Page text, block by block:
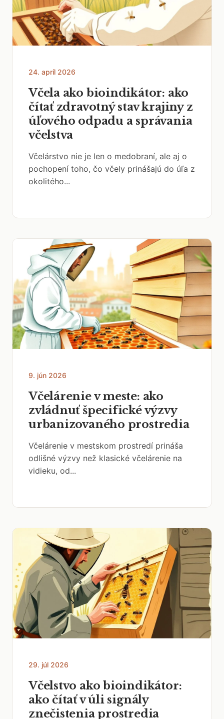
24. apríl 2026
Včela ako bioindikátor: ako
čítať zdravotný stav krajiny z
úľového odpadu a správania
včelstva
Včelárstvo nie je len o medobraní, ale aj o
pochopení toho, čo včely prinášajú do úľa z
okolitého...
9. jún 2026
Včelárenie v meste: ako
zvládnuť špecifické výzvy
urbanizovaného prostredia
Včelárenie v mestskom prostredí prináša
odlišné výzvy než klasické včelárenie na
vidieku, od...
29. júl 2026
Včelstvo ako bioindikátor:
ako čítať v úli signály
znečistenia prostredia